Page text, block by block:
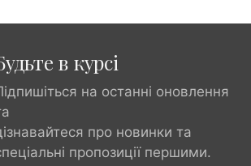
в курсі
на останні оновлення
про новинки та
пропозиції першими.